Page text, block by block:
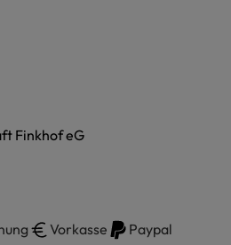
Finkhof eG
Vorkasse
Paypal